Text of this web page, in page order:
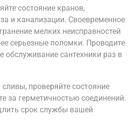
состояние кранов,
и канализации. Своевременное
мелких неисправностей
серьезные поломки. Проводите
обслуживание сантехники раз в
проверяйте состояние
за герметичностью соединений.
срок службы вашей